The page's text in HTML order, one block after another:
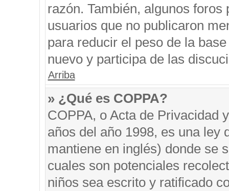
razón. También, algunos
usuarios que no publicaron
para reducir el peso de la
nuevo y participa de las
Arriba
» ¿Qué es COPPA?
COPPA, o Acta de Privacidad
años del año 1998, es una ley
mantiene en inglés) donde se
cuales son potenciales
niños sea escrito y ratificado